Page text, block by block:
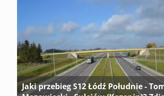
Jaki przebieg S12 Łódź Południe -